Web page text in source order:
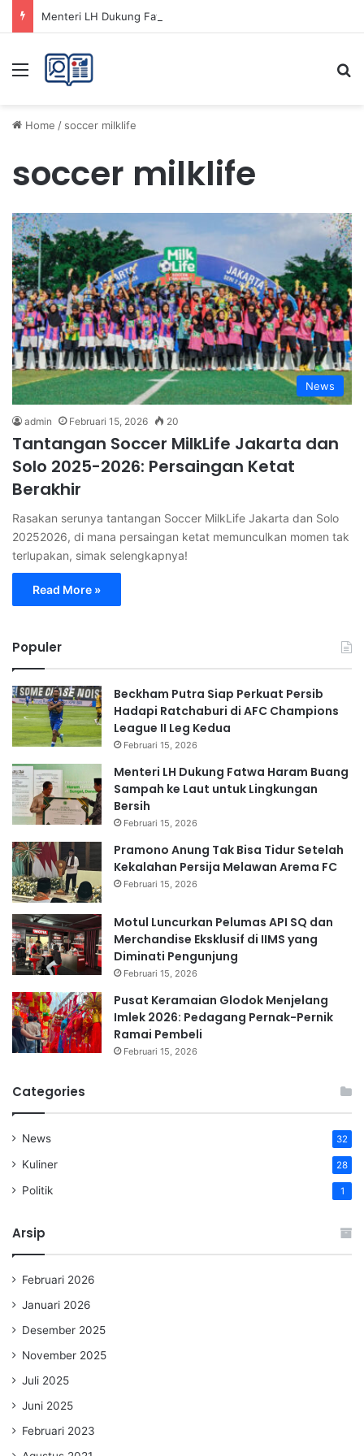
Menu
Home / soccer milklife
soccer milklife
News
admin Februari 15, 2026 20
Tantangan Soccer MilkLife Jakarta dan
Solo 2025-2026: Persaingan Ketat
Berakhir
Rasakan serunya tantangan Soccer MilkLife Jakarta dan Solo
20252026, di mana persaingan ketat memunculkan momen tak
terlupakan, simak selengkapnya!
Read More »
Populer
Beckham Putra Siap Perkuat Persib
Hadapi Ratchaburi di AFC Champions
League II Leg Kedua
Februari 15, 2026
Menteri LH Dukung Fatwa Haram Buang
Sampah ke Laut untuk Lingkungan
Bersih
Februari 15, 2026
Pramono Anung Tak Bisa Tidur Setelah
Kekalahan Persija Melawan Arema FC
Februari 15, 2026
Motul Luncurkan Pelumas API SQ dan
Merchandise Eksklusif di IIMS yang
Diminati Pengunjung
Februari 15, 2026
Pusat Keramaian Glodok Menjelang
Imlek 2026: Pedagang Pernak-Pernik
Ramai Pembeli
Februari 15, 2026
Categories
News 32
Kuliner 28
Politik 1
Arsip
Februari 2026
Januari 2026
Desember 2025
November 2025
Juli 2025
Juni 2025
Februari 2023